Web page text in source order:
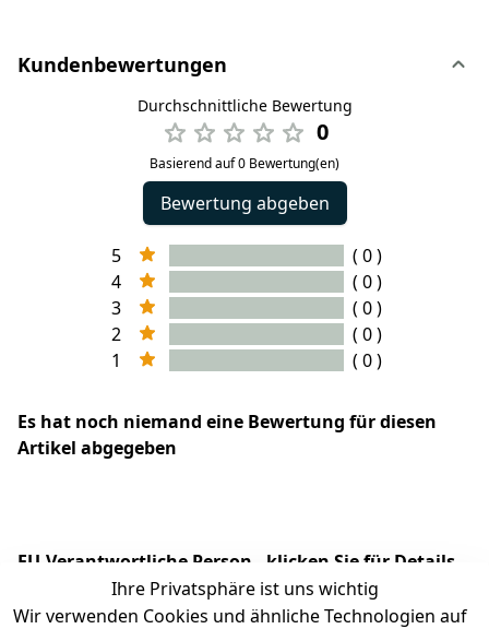
Kundenbewertungen
Durchschnittliche Bewertung
0
Basierend auf 0 Bewertung(en)
Bewertung abgeben
5
( 0 )
4
( 0 )
3
( 0 )
2
( 0 )
1
( 0 )
Es hat noch niemand eine Bewertung für diesen
Artikel abgegeben
EU-Verantwortliche Person - klicken Sie für Details
Ihre Privatsphäre ist uns wichtig
Wir verwenden Cookies und ähnliche Technologien auf